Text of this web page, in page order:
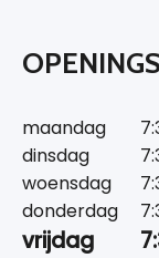
maandag
dinsdag
woensdag
donderdag
vrijdag